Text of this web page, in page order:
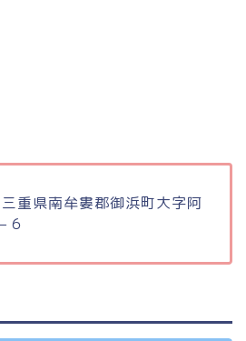
重県南牟婁郡御浜町大字阿
６